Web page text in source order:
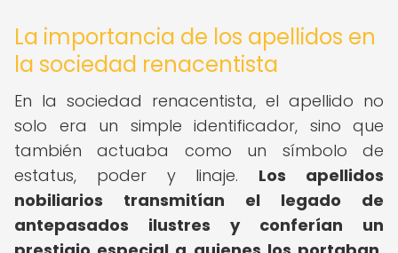
La importancia de los apellidos en
la sociedad renacentista
En la sociedad renacentista, el apellido no
solo era un simple identificador, sino que
también actuaba como un símbolo de
estatus, poder y linaje. Los apellidos
nobiliarios transmitían el legado de
antepasados ilustres y conferían un